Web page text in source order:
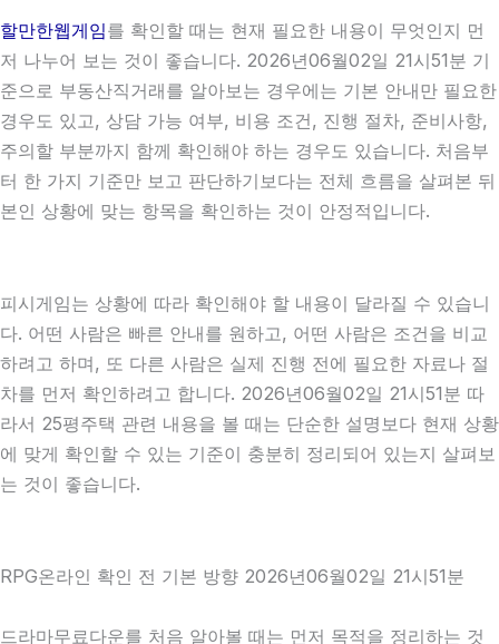
할만한웹게임를 확인할 때는 현재 필요한 내용이 무엇인지 먼
저 나누어 보는 것이 좋습니다. 2026년06월02일 21시51분 기
준으로 부동산직거래를 알아보는 경우에는 기본 안내만 필요한
경우도 있고, 상담 가능 여부, 비용 조건, 진행 절차, 준비사항,
주의할 부분까지 함께 확인해야 하는 경우도 있습니다. 처음부
터 한 가지 기준만 보고 판단하기보다는 전체 흐름을 살펴본 뒤
본인 상황에 맞는 항목을 확인하는 것이 안정적입니다.
피시게임는 상황에 따라 확인해야 할 내용이 달라질 수 있습니
다. 어떤 사람은 빠른 안내를 원하고, 어떤 사람은 조건을 비교
하려고 하며, 또 다른 사람은 실제 진행 전에 필요한 자료나 절
차를 먼저 확인하려고 합니다. 2026년06월02일 21시51분 따
라서 25평주택 관련 내용을 볼 때는 단순한 설명보다 현재 상황
에 맞게 확인할 수 있는 기준이 충분히 정리되어 있는지 살펴보
는 것이 좋습니다.
RPG온라인 확인 전 기본 방향 2026년06월02일 21시51분
드라마무료다운를 처음 알아볼 때는 먼저 목적을 정리하는 것